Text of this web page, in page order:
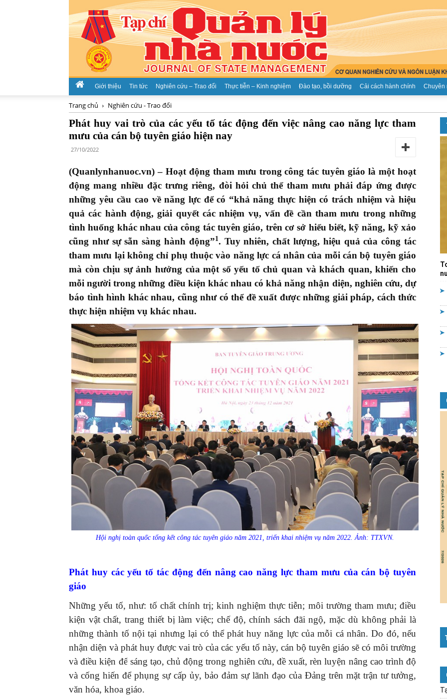
chí
Quản
lý
nước
Giới thiệu Tin tức Nghiên cứu – Trao đổi Thực tiễn – Kinh nghiệm Đào tạo, bồi dưỡng Cải cách hành chính Chuyên
Trang chủ Nghiên cứu - Trao đổi
Phát huy vai trò của các yếu tố tác động đến việc nâng cao năng lực tham
mưu của cán bộ tuyên giáo hiện nay
27/10/2022
(Quanlynhanuoc.vn) – Hoạt động tham mưu trong công tác tuyên giáo là một hoạt
động mang nhiều đặc trưng riêng, đòi hỏi chủ thể tham mưu phải đáp ứng được
những yêu cầu cao về năng lực để có “khả năng thực hiện có trách nhiệm và hiệu
quả các hành động, giải quyết các nhiệm vụ, vấn đề cần tham mưu trong những
tình huống khác nhau của công tác tuyên giáo, trên cơ sở hiểu biết, kỹ năng, kỹ xảo
cũng như sự sẵn sàng hành động”1. Tuy nhiên, chất lượng, hiệu quả của công tác
tham mưu lại không chỉ phụ thuộc vào năng lực cá nhân của mỗi cán bộ tuyên giáo
mà còn chịu sự ảnh hưởng của một số yếu tố chủ quan và khách quan, khiến cho
mỗi người trong những điều kiện khác nhau có khả năng nhận diện, nghiên cứu, dự
báo tình hình khác nhau, cũng như có thể đề xuất được những giải pháp, cách thức
thực hiện nhiệm vụ khác nhau.
Hội nghị toàn quốc tổng kết công tác tuyên giáo năm 2021, triển khai nhiệm vụ năm 2022. Ảnh: TTXVN.
Phát huy các yếu tố tác động đến nâng cao năng lực tham mưu của cán bộ tuyên
giáo
Những yếu tố, như: tố chất chính trị; kinh nghiệm thực tiễn; môi trường tham mưu; điều
kiện vật chất, trang thiết bị làm việc; chế độ, chính sách đãi ngộ, mặc dù không phải là
những thành tố nội tại nhưng lại có thể phát huy năng lực của mỗi cá nhân. Do đó, nếu
nhận diện và phát huy được vai trò của các yếu tố này, cán bộ tuyên giáo sẽ có môi trường
và điều kiện để sáng tạo, chủ động trong nghiên cứu, đề xuất, rèn luyện nâng cao trình độ
và cống hiến để phụng sự cấp ủy, bảo đảm sự lãnh đạo của Đảng trên mặt trận tư tưởng,
văn hóa, khoa giáo.